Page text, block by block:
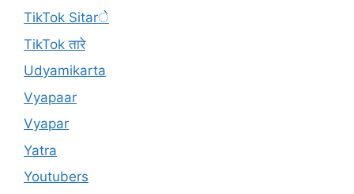
TikTok Sitarे
TikTok तारे
Udyamikarta
Vyapaar
Vyapar
Yatra
Youtubers